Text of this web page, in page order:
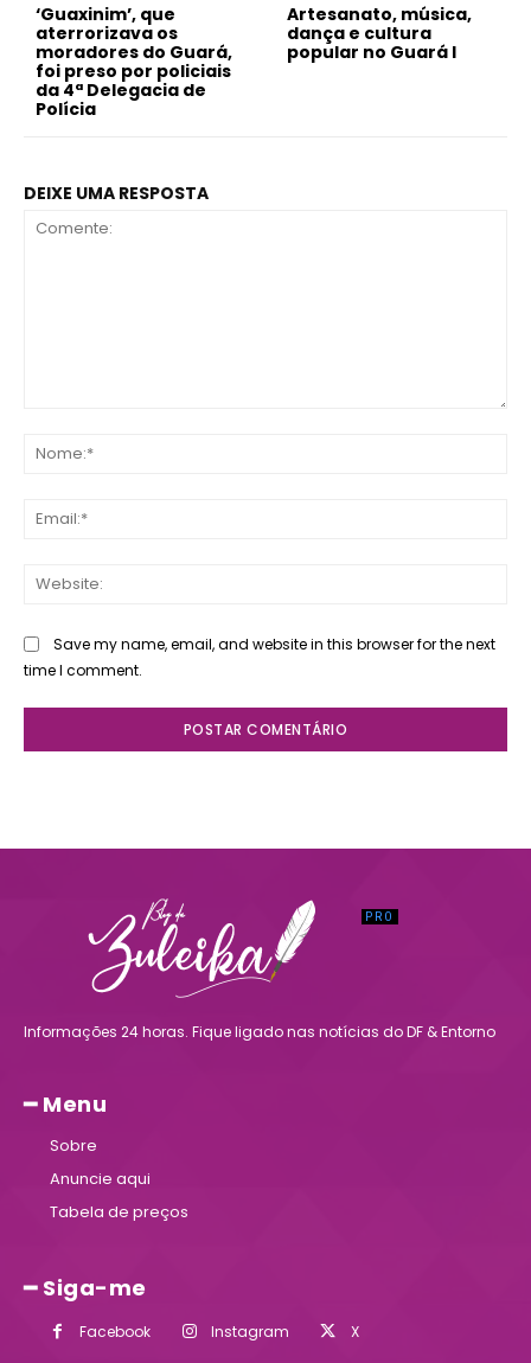
‘Guaxinim’, que
aterrorizava os
moradores do Guará,
foi preso por policiais
da 4ª Delegacia de
Polícia
Artesanato, música,
dança e cultura
popular no Guará I
DEIXE UMA RESPOSTA
Save my name, email, and website in this browser for the next
time I comment.
Informações 24 horas. Fique ligado nas notícias do DF & Entorno
━ Menu
Sobre
Anuncie aqui
Tabela de preços
━ Siga-me
Facebook Instagram X